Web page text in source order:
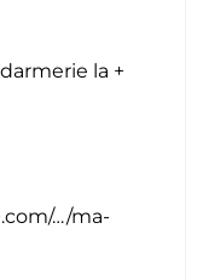
la +
…/ma-